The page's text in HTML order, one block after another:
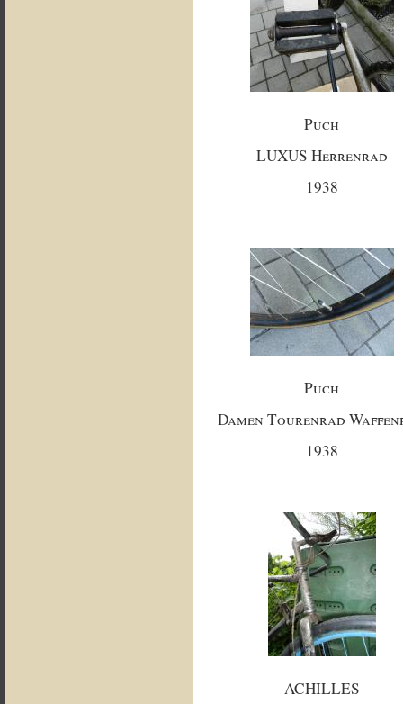
Puch
LUXUS Herrenrad
1938
Puch
Damen Tourenrad
1938
ACHILLES